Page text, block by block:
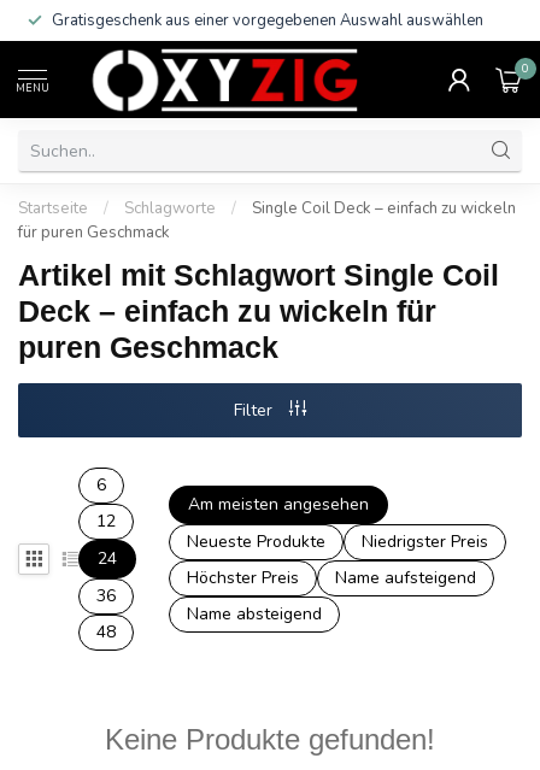
Gratisgeschenk aus einer vorgegebenen Auswahl auswählen
MENU
0
Startseite / Schlagworte /
Single Coil Deck – einfach zu wickeln
für puren Geschmack
Artikel mit Schlagwort Single Coil
Deck – einfach zu wickeln für
puren Geschmack
Filter
6
12
24
36
48
Am meisten angesehen
Neueste Produkte
Niedrigster Preis
Höchster Preis
Name aufsteigend
Name absteigend
Keine Produkte gefunden!